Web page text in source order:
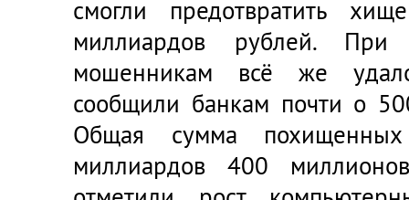
смогли предотвратить
миллиардов рублей. При
мошенникам всё же
сообщили банкам почти о
Общая сумма
миллиардов 400